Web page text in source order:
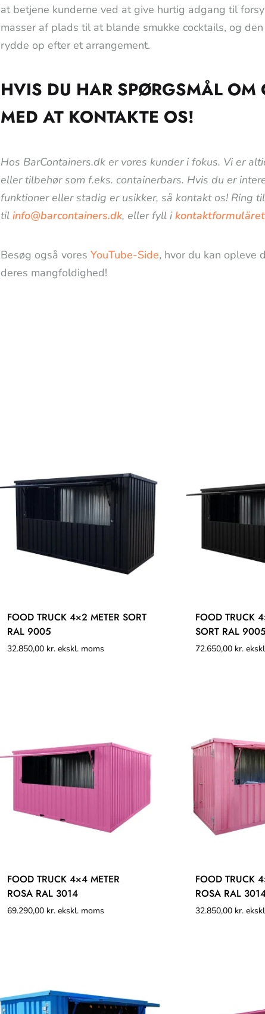
at betjene kunderne ved at give hurtig adgang til
masser af plads til at blande smukke cocktails, og
rydde op efter et arrangement.
HVIS DU HAR SPØRGSMÅL OM
MED AT KONTAKTE OS!
Hos BarContainers.dk er vores kunder i fokus. Vi er
eller tilbehør som f.eks. containerbars. Hvis du er
funktioner eller stadig er usikker, så kontakt os! Ring
til info@barcontainers.dk, eller fyll i kontaktformuläret
Besøg også vores YouTube-Side, hvor du kan opleve
deres mangfoldighed!
FOOD TRUCK 4×2 METER SORT
RAL 9005
32.850,00 kr. ekskl. moms
FOOD TRUCK
SORT RAL 9005
72.650,00 kr.
FOOD TRUCK 4×4 METER
ROSA RAL 3014
69.290,00 kr. ekskl. moms
FOOD TRUCK
ROSA RAL
32.850,00 kr.